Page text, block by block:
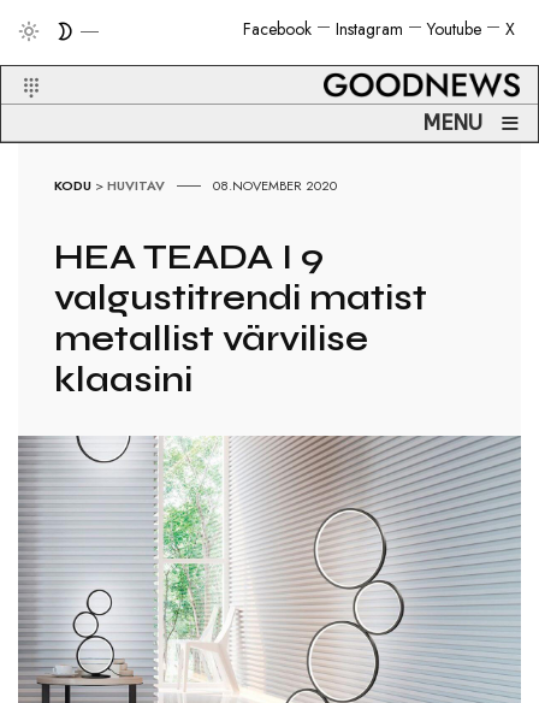
X
Youtube
Instagram
Facebook
MENU ≡
KODU >HUVITAV 08.NOVEMBER 2020
HEA TEADA I 9
valgustitrendi matist
metallist värvilise
klaasini